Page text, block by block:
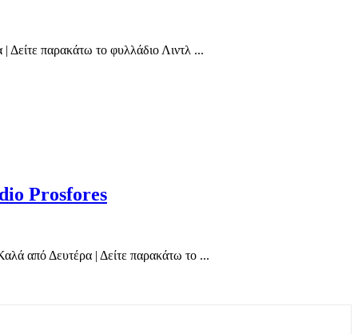
παρακάτω το φυλλάδιο Λιντλ ...
Prosfores
από Δευτέρα | Δείτε παρακάτω το ...